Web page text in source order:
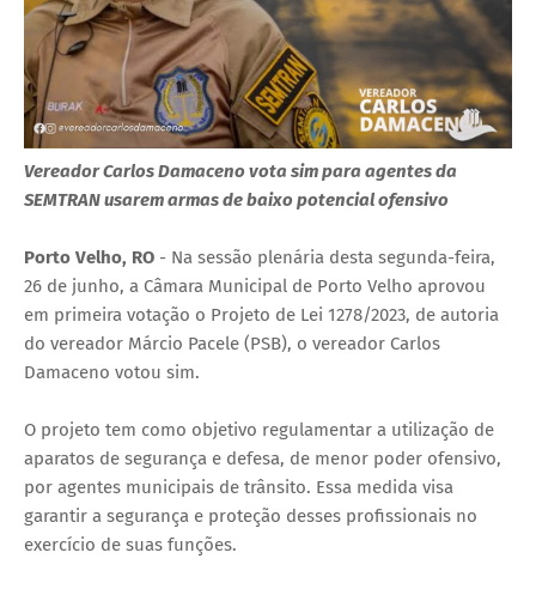
Vereador Carlos Damaceno vota sim para agentes da
SEMTRAN usarem armas de baixo potencial ofensivo
Porto Velho, RO - Na sessão plenária desta segunda-feira,
26 de junho, a Câmara Municipal de Porto Velho aprovou
em primeira votação o Projeto de Lei 1278/2023, de autoria
do vereador Márcio Pacele (PSB), o vereador Carlos
Damaceno votou sim.
O projeto tem como objetivo regulamentar a utilização de
aparatos de segurança e defesa, de menor poder ofensivo,
por agentes municipais de trânsito. Essa medida visa
garantir a segurança e proteção desses profissionais no
exercício de suas funções.